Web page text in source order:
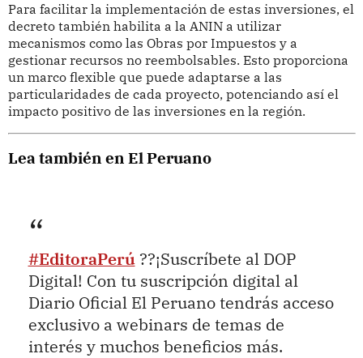
Para facilitar la implementación de estas inversiones, el
decreto también habilita a la ANIN a utilizar
mecanismos como las Obras por Impuestos y a
gestionar recursos no reembolsables. Esto proporciona
un marco flexible que puede adaptarse a las
particularidades de cada proyecto, potenciando así el
impacto positivo de las inversiones en la región.
Lea también en El Peruano
#EditoraPerú??¡Suscríbete al DOP
Digital! Con tu suscripción digital al
Diario Oficial El Peruano tendrás acceso
exclusivo a webinars de temas de
interés y muchos beneficios más.